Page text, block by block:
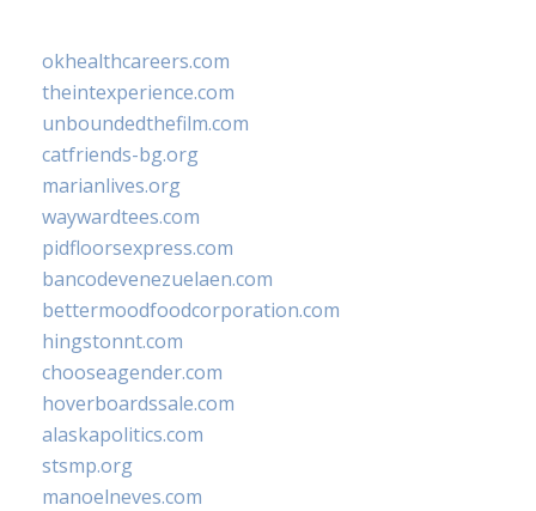
okhealthcareers.com
theintexperience.com
unboundedthefilm.com
catfriends-bg.org
marianlives.org
waywardtees.com
pidfloorsexpress.com
bancodevenezuelaen.com
bettermoodfoodcorporation.com
hingstonnt.com
chooseagender.com
hoverboardssale.com
alaskapolitics.com
stsmp.org
manoelneves.com